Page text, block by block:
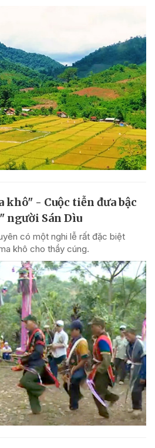
khô" - Cuộc tiễn đưa bậc
người Sán Dìu
có một nghi lễ rất đặc biệt
khô cho thầy cúng.